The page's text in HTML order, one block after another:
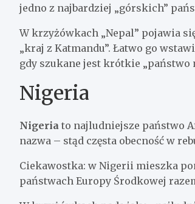
jedno z najbardziej „górskich”
W krzyżówkach „Nepal” pojawia
„kraj z Katmandu”. Łatwo go
gdy szukane jest krótkie „państwo
Nigeria
Nigeria to najludniejsze państwo
nazwa – stąd częsta obecność w
Ciekawostka: w Nigerii mieszka
państwach Europy Środkowej